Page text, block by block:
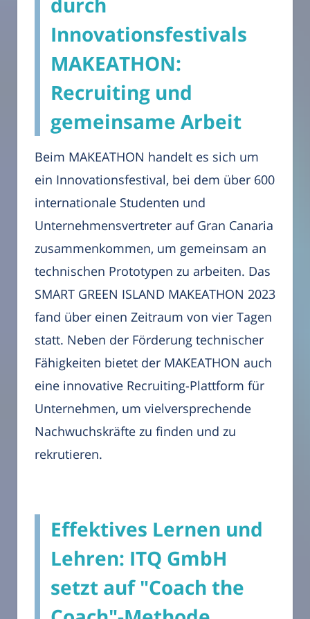
Innovationsfestivals
MAKEATHON:
Recruiting und
gemeinsame Arbeit
Beim MAKEATHON handelt es sich um
ein Innovationsfestival, bei dem über 600
internationale Studenten und
Unternehmensvertreter auf Gran Canaria
zusammenkommen, um gemeinsam an
technischen Prototypen zu arbeiten. Das
SMART GREEN ISLAND MAKEATHON 2023
fand über einen Zeitraum von vier Tagen
statt. Neben der Förderung technischer
Fähigkeiten bietet der MAKEATHON auch
eine innovative Recruiting-Plattform für
Unternehmen, um vielversprechende
Nachwuchskräfte zu finden und zu
rekrutieren.
Effektives Lernen und
Lehren: ITQ GmbH
setzt auf "Coach the